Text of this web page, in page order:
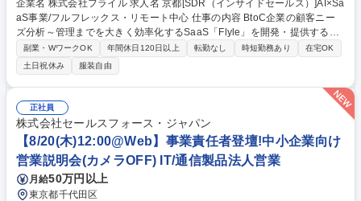
企業名 株式会社フライル 求人名 京都[SDR（インサイドセールス）]AI×Sa
aS事業/フルフレックス・リモート中心 仕事の内容 BtoC企業の顧客ニー
ズ分析～管理までを大きく効率化するSaaS「Flyle」を開発・提供する当
社にて、SDR（インサイドセールス）をお任せします。 【詳細】 ■導入事
例・コンテンツを活用したインバウンドリードへのアプローチ・商談設定
■見込み顧客との関係構築・ナーチャリング ■商談数・受注率・リードタ
イムなどKPIの改善 ■SDR体制の構築・改善への参画 募集職種 京都[SDR
（インサイドセールス）]AI×SaaS事業/フルフレックス・リモート中心
副業・WワークOK 年間休日120日以上 転勤なし 時短勤務あり
在宅OK
土日祝休み
服装自由
正社員
株式会社セールスフォース・ジャパン
【8/20(木)12:00@Web】事業責任者登壇!中小企業向け
営業説明会(カメラOFF) IT/通信製品法人営業
月給50万円以上
東京都千代田区